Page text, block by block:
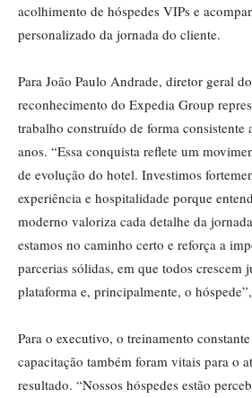
acolhimento de hóspedes VIPs e
personalizado da jornada do cliente.
Para João Paulo Andrade, diretor geral
reconhecimento do Expedia Group
trabalho construído de forma
anos. “Essa conquista reflete um
de evolução do hotel. Investimos
experiência e hospitalidade porque
moderno valoriza cada detalhe da
estamos no caminho certo e reforça a
parcerias sólidas, em que todos
plataforma e, principalmente, o
Para o executivo, o treinamento
capacitação também foram vitais para o
resultado. “Nossos hóspedes estão